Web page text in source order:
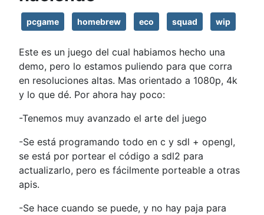
pcgame homebrew eco squad wip
Este es un juego del cual habiamos hecho una
demo, pero lo estamos puliendo para que corra
en resoluciones altas. Mas orientado a 1080p, 4k
y lo que dé. Por ahora hay poco:
-Tenemos muy avanzado el arte del juego
-Se está programando todo en c y sdl + opengl,
se está por portear el código a sdl2 para
actualizarlo, pero es fácilmente porteable a otras
apis.
-Se hace cuando se puede, y no hay paja para